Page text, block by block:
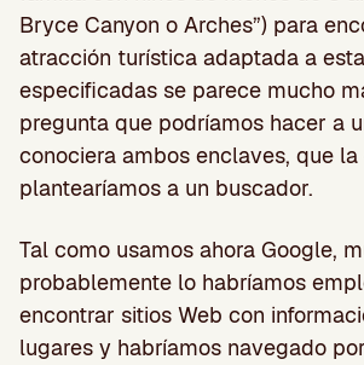
Bryce Canyon o Arches”) para
atracción turística adaptada a
especificadas se parece mucho
pregunta que podríamos hacer a
conociera ambos enclaves, que la
plantearíamos a un buscador.
Tal como usamos ahora Google,
probablemente lo habríamos
encontrar sitios Web con
lugares y habríamos navegado